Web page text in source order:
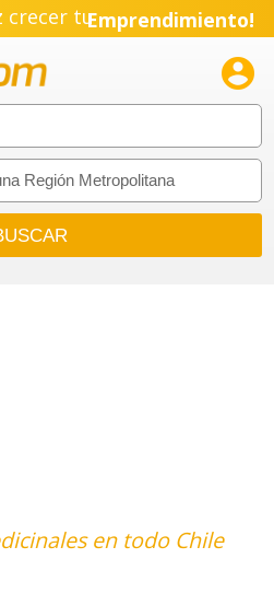
crecer tuEmprendimiento!

en todo Chile